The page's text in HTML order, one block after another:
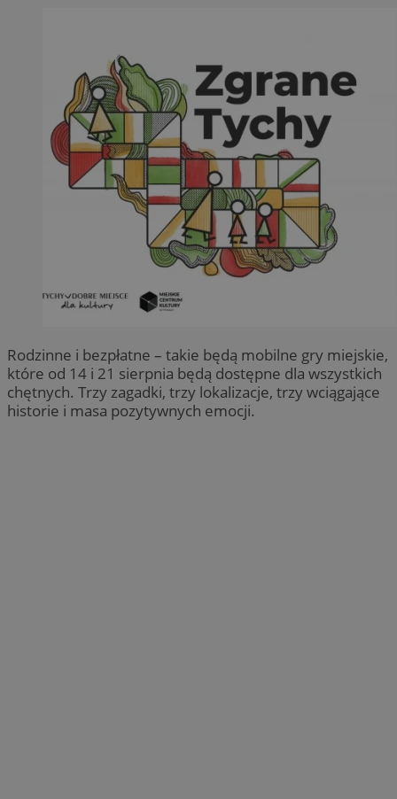
Rodzinne i bezpłatne – takie będą mobilne gry miejskie,
które od 14 i 21 sierpnia będą dostępne dla wszystkich
chętnych. Trzy zagadki, trzy lokalizacje, trzy wciągające
historie i masa pozytywnych emocji.